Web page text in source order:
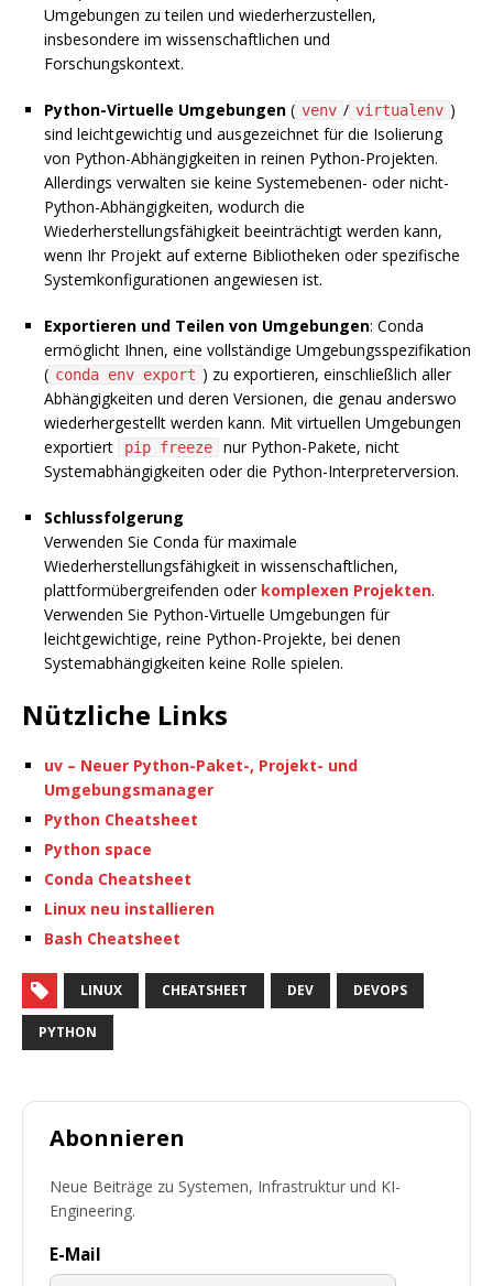
Umgebungen zu teilen und wiederherzustellen,
insbesondere im wissenschaftlichen und
Forschungskontext.
Python-Virtuelle Umgebungen ( venv / virtualenv )
sind leichtgewichtig und ausgezeichnet für die Isolierung
von Python-Abhängigkeiten in reinen Python-Projekten.
Allerdings verwalten sie keine Systemebenen- oder nicht-
Python-Abhängigkeiten, wodurch die
Wiederherstellungsfähigkeit beeinträchtigt werden kann,
wenn Ihr Projekt auf externe Bibliotheken oder spezifische
Systemkonfigurationen angewiesen ist.
Exportieren und Teilen von Umgebungen: Conda
ermöglicht Ihnen, eine vollständige Umgebungsspezifikation
( conda env export ) zu exportieren, einschließlich aller
Abhängigkeiten und deren Versionen, die genau anderswo
wiederhergestellt werden kann. Mit virtuellen Umgebungen
exportiert
pip freeze
nur Python-Pakete, nicht
Systemabhängigkeiten oder die Python-Interpreterversion.
Schlussfolgerung
Verwenden Sie Conda für maximale
Wiederherstellungsfähigkeit in wissenschaftlichen,
plattformübergreifenden oder komplexen Projekten.
Verwenden Sie Python-Virtuelle Umgebungen für
leichtgewichtige, reine Python-Projekte, bei denen
Systemabhängigkeiten keine Rolle spielen.
Nützliche Links
uv – Neuer Python-Paket-, Projekt- und
Umgebungsmanager
Python Cheatsheet
Python space
Conda Cheatsheet
Linux neu installieren
Bash Cheatsheet
LINUX CHEATSHEET DEV DEVOPS
PYTHON
Abonnieren
Neue Beiträge zu Systemen, Infrastruktur und KI-
Engineering.
E-Mail